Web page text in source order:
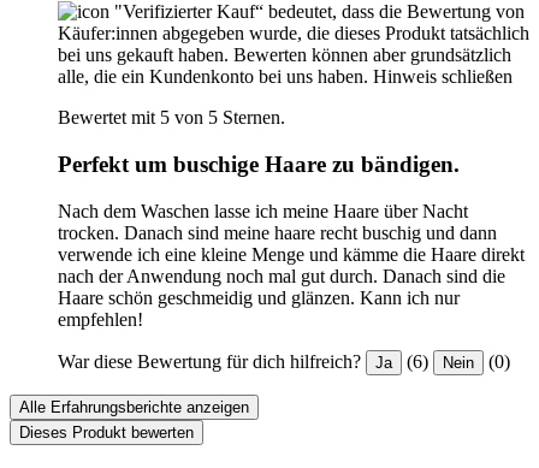
"Verifizierter Kauf“ bedeutet, dass die Bewertung von
Käufer:innen abgegeben wurde, die dieses Produkt tatsächlich
bei uns gekauft haben. Bewerten können aber grundsätzlich
alle, die ein Kundenkonto bei uns haben. Hinweis schließen
Bewertet mit 5 von 5 Sternen.
Perfekt um buschige Haare zu bändigen.
Nach dem Waschen lasse ich meine Haare über Nacht
trocken. Danach sind meine haare recht buschig und dann
verwende ich eine kleine Menge und kämme die Haare direkt
nach der Anwendung noch mal gut durch. Danach sind die
Haare schön geschmeidig und glänzen. Kann ich nur
empfehlen!
War diese Bewertung für dich hilfreich? Ja (6) Nein (0)
Alle Erfahrungsberichte anzeigen
Dieses Produkt bewerten